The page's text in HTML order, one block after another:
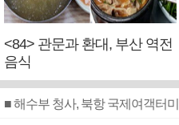
<84> 관문과 환대, 부산 역전
음식
■ 해수부 청사, 북항 국제여객터